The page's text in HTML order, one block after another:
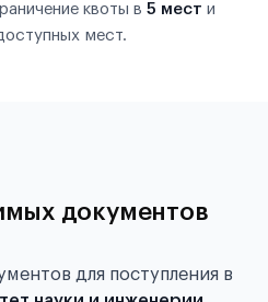
квоты в 5 мест и
мест.
документов
для поступления в